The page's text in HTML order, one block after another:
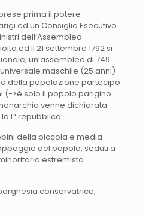
prima il potere
ed un Consiglio Esecutivo
dell’Assemblea
ed il 21 settembre 1792 si
un’assemblea di 749
maschile (25 anni)
della popolazione partecipò
(->è solo il popolo parigino
venne dichiarata
Iª repubblica:
della piccola e media
del popolo, seduti a
estremista
conservatrice,